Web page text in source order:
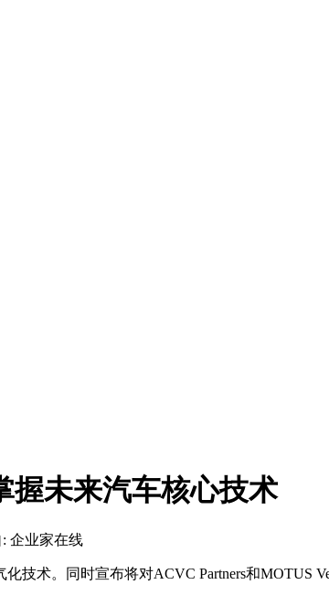
握未来汽车核心技术
企业家在线
术。同时宣布将对ACVC Partners和MOTUS